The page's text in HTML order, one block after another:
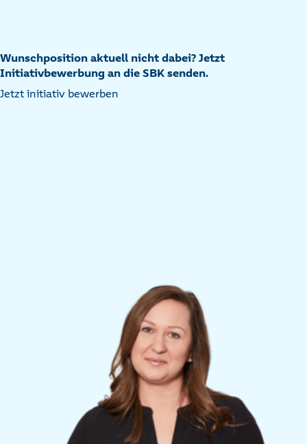
Wunschposition aktuell nicht dabei? Jetzt
Initiativbewerbung an die SBK senden.
Jetzt initiativ bewerben